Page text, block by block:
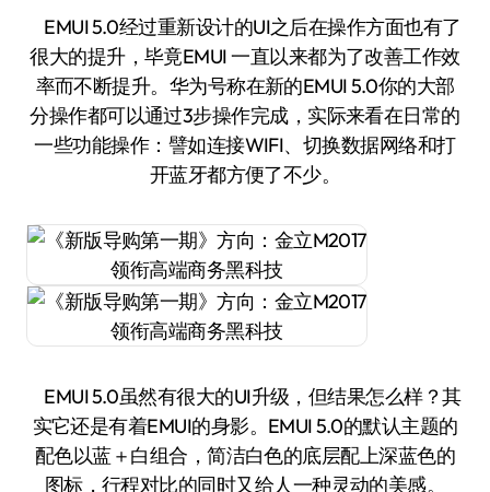
EMUI 5.0经过重新设计的UI之后在操作方面也有了
很大的提升，毕竟EMUI 一直以来都为了改善工作效
率而不断提升。华为号称在新的EMUI 5.0你的大部
分操作都可以通过3步操作完成，实际来看在日常的
一些功能操作：譬如连接WIFI、切换数据网络和打
开蓝牙都方便了不少。
EMUI 5.0虽然有很大的UI升级，但结果怎么样？其
实它还是有着EMUI的身影。EMUI 5.0的默认主题的
配色以蓝＋白组合，简洁白色的底层配上深蓝色的
图标，行程对比的同时又给人一种灵动的美感。